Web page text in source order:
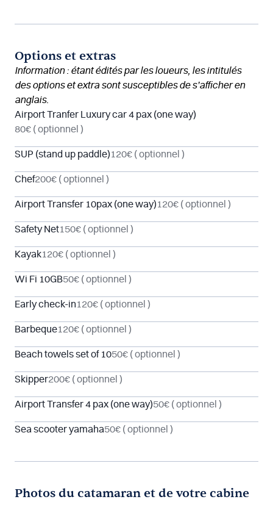
Options et extras
Information : étant édités par les loueurs, les intitulés
des options et extra sont susceptibles de s’afficher en
anglais.
Airport Tranfer Luxury car 4 pax (one way)
80€ ( optionnel )
SUP (stand up paddle)120€ ( optionnel )
Chef200€ ( optionnel )
Airport Transfer 10pax (one way)120€ ( optionnel )
Safety Net150€ ( optionnel )
Kayak120€ ( optionnel )
Wi Fi 10GB50€ ( optionnel )
Early check-in120€ ( optionnel )
Barbeque120€ ( optionnel )
Beach towels set of 1050€ ( optionnel )
Skipper200€ ( optionnel )
Airport Transfer 4 pax (one way)50€ ( optionnel )
Sea scooter yamaha50€ ( optionnel )
Photos du catamaran et de votre cabine